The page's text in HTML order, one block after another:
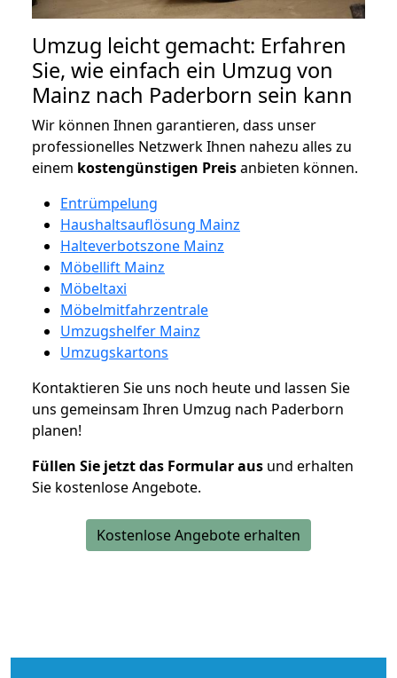
Umzug leicht gemacht: Erfahren
Sie, wie einfach ein Umzug von
Mainz nach Paderborn sein kann
Wir können Ihnen garantieren, dass unser
professionelles Netzwerk Ihnen nahezu alles zu
einem kostengünstigen Preisanbieten können.
Entrümpelung
Haushaltsauflösung Mainz
Halteverbotszone Mainz
Möbellift Mainz
Möbeltaxi
Möbelmitfahrzentrale
Umzugshelfer Mainz
Umzugskartons
Kontaktieren Sie uns noch heute und lassen Sie
uns gemeinsam Ihren Umzug nach Paderborn
planen!
Füllen Sie jetzt das Formular aus und erhalten
Sie kostenlose Angebote.
Kostenlose Angebote erhalten